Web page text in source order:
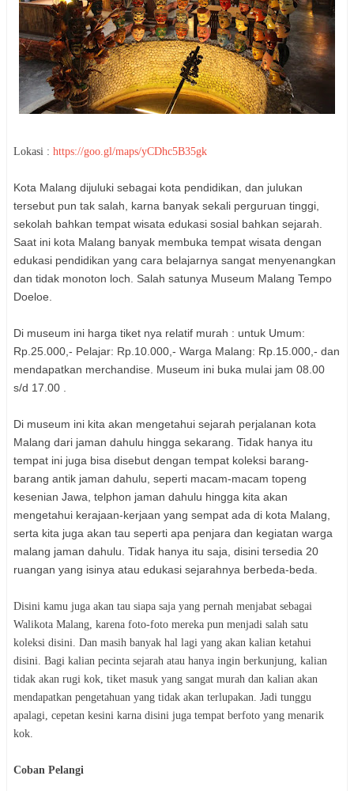
Lokasi : https://goo.gl/maps/yCDhc5B35gk
Kota Malang dijuluki sebagai kota pendidikan, dan julukan
tersebut pun tak salah, karna banyak sekali perguruan tinggi,
sekolah bahkan tempat wisata edukasi sosial bahkan sejarah.
Saat ini kota Malang banyak membuka tempat wisata dengan
edukasi pendidikan yang cara belajarnya sangat menyenangkan
dan tidak monoton loch. Salah satunya Museum Malang Tempo
Doeloe.
Di museum ini harga tiket nya relatif murah : untuk Umum:
Rp.25.000,- Pelajar: Rp.10.000,- Warga Malang: Rp.15.000,- dan
mendapatkan merchandise. Museum ini buka mulai jam 08.00
s/d 17.00 .
Di museum ini kita akan mengetahui sejarah perjalanan kota
Malang dari jaman dahulu hingga sekarang. Tidak hanya itu
tempat ini juga bisa disebut dengan tempat koleksi barang-
barang antik jaman dahulu, seperti macam-macam topeng
kesenian Jawa, telphon jaman dahulu hingga kita akan
mengetahui kerajaan-kerjaan yang sempat ada di kota Malang,
serta kita juga akan tau seperti apa penjara dan kegiatan warga
malang jaman dahulu. Tidak hanya itu saja, disini tersedia 20
ruangan yang isinya atau edukasi sejarahnya berbeda-beda.
Disini kamu juga akan tau siapa saja yang pernah menjabat sebagai
Walikota Malang, karena foto-foto mereka pun menjadi salah satu
koleksi disini. Dan masih banyak hal lagi yang akan kalian ketahui
disini. Bagi kalian pecinta sejarah atau hanya ingin berkunjung, kalian
tidak akan rugi kok, tiket masuk yang sangat murah dan kalian akan
mendapatkan pengetahuan yang tidak akan terlupakan. Jadi tunggu
apalagi, cepetan kesini karna disini juga tempat berfoto yang menarik
kok.
Coban Pelangi